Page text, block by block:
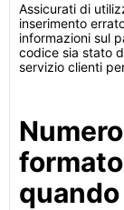
Assicurati di
inserimento
informazioni sul
codice sia stato
servizio clienti